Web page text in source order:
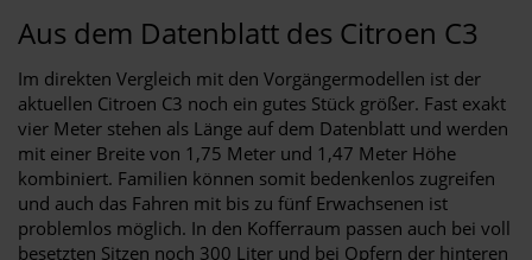
Aus dem Datenblatt des Citroen C3
Im direkten Vergleich mit den Vorgängermodellen ist der
aktuellen Citroen C3 noch ein gutes Stück größer. Fast exakt
vier Meter stehen als Länge auf dem Datenblatt und werden
mit einer Breite von 1,75 Meter und 1,47 Meter Höhe
kombiniert. Familien können somit bedenkenlos zugreifen
und auch das Fahren mit bis zu fünf Erwachsenen ist
problemlos möglich. In den Kofferraum passen auch bei voll
besetzten Sitzen noch 300 Liter und bei Opfern der hinteren